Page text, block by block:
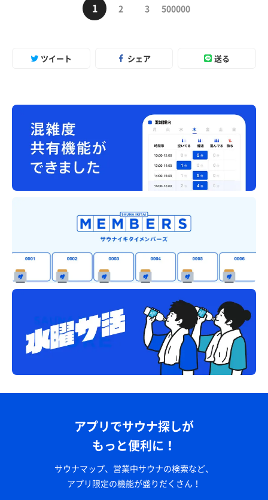
1 2 3 500000
ツイート シェア 送る
アプリでサウナ探しが
もっと便利に！
サウナマップ、営業中サウナの検索など、
アプリ限定の機能が盛りだくさん！